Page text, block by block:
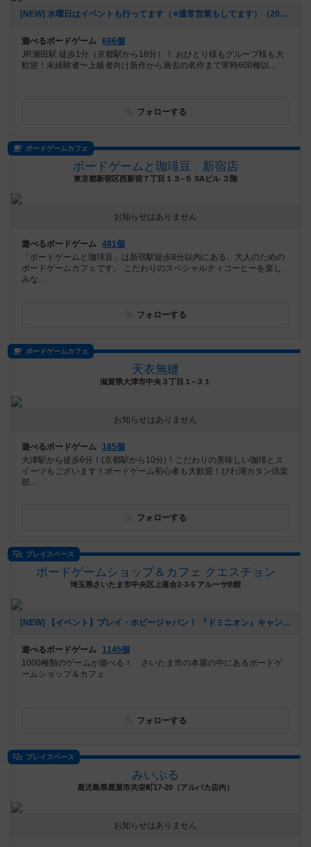
[NEW] 水曜日はイベントも行ってます（※通常営業もしてます）（2024年11月22日 16時51分）
遊べるボードゲーム 686個
JR瀬田駅 徒歩1分（京都駅から18分）！ おひとり様もグループ様も大
歓迎！未経験者〜上級者向け新作から過去の名作まで常時600種以...
フォローする
ボードゲームカフェ
ボードゲームと珈琲豆 新宿店
東京都新宿区西新宿７丁目１３−５ SAビル ２階
お知らせはありません
遊べるボードゲーム 481個
「ボードゲームと珈琲豆」は新宿駅徒歩8分以内にある、大人のための
ボードゲームカフェです。 こだわりのスペシャルティコーヒーを楽し
みな...
フォローする
ボードゲームカフェ
天衣無縫
滋賀県大津市中央３丁目１−３１
お知らせはありません
遊べるボードゲーム
185個
大津駅から徒歩6分！(京都駅から10分)！こだわりの美味しい珈琲とス
イーツもございます！ボードゲーム初心者も大歓迎！びわ湖カタン倶楽
部...
フォローする
プレイスペース
ボードゲームショップ＆カフェ クエスチョン
埼玉県さいたま市中央区上落合2-3-5 アルーサB館
[NEW] 【イベント】プレイ・ホビージャパン！ 『ドミニオン』キャンペーン開催！（11/4 追記アリ）（2024年10月24日 21時41分）
遊べるボードゲーム
1145個
1000種類のゲームが遊べる！ さいたま市の本屋の中にあるボードゲ
ームショップ＆カフェ
フォローする
プレイスペース
みいぷる
鹿児島県鹿屋市共栄町17-20（アルパカ店内）
お知らせはありません